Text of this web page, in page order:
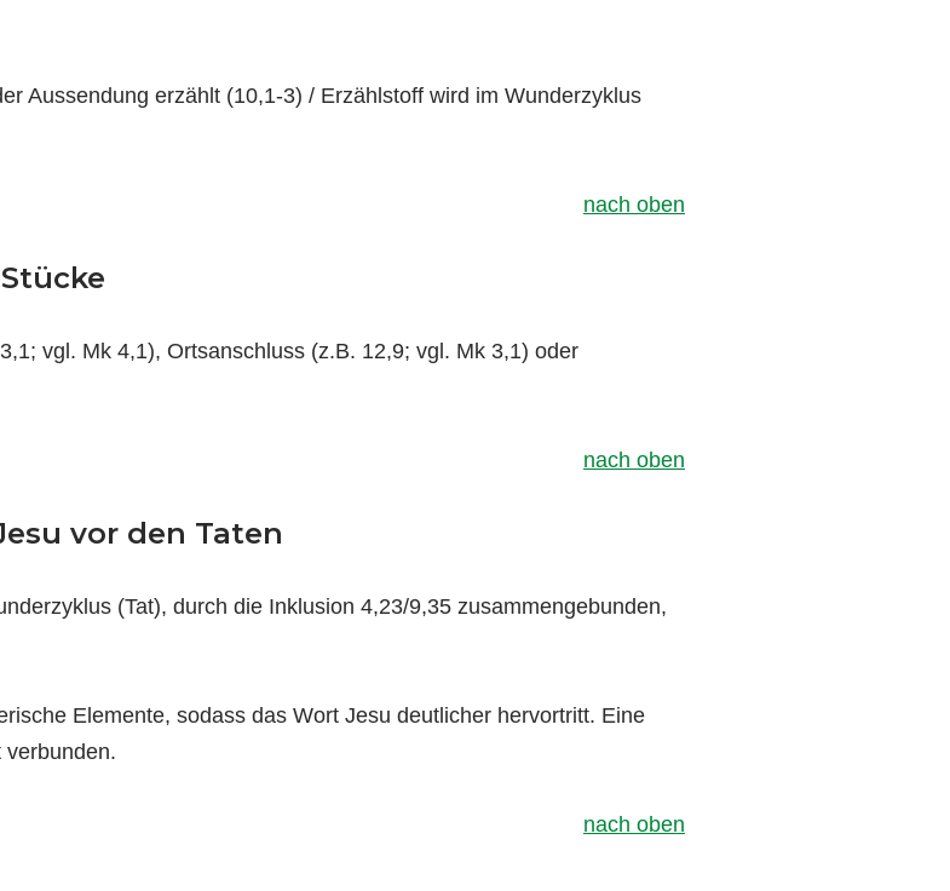
Aussendung erzählt (10,1-3) / Erzählstoff wird im Wunderzyklus
nach oben
vgl. Mk 4,1), Ortsanschluss (z.B. 12,9; vgl. Mk 3,1) oder
nach oben
vor den Taten
(Tat), durch die Inklusion 4,23/9,35 zusammengebunden,
Elemente, sodass das Wort Jesu deutlicher hervortritt. Eine
nach oben